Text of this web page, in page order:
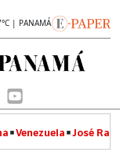
| PANAMÁ
Venezuela José